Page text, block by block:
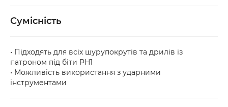
Сумісність
• Підходять для всіх шурупокрутів та дрилів із
патроном під біти PH1
• Можливість використання з ударними
інструментами